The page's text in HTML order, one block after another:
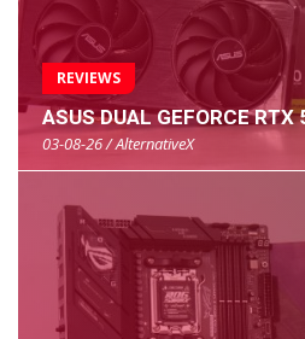
REVIEWS
ASUS DUAL GEFORCE
03-08-26 / AlternativeX